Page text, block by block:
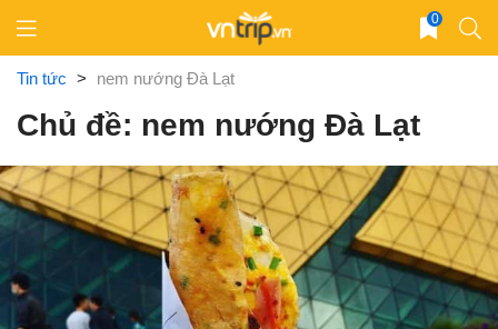
content
0
Tin tức > nem nướng Đà Lạt
Chủ đề: nem nướng Đà Lạt